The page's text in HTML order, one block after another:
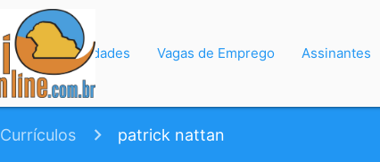
Início Variedades Vagas de Emprego Assinantes
Currículos patrick nattan